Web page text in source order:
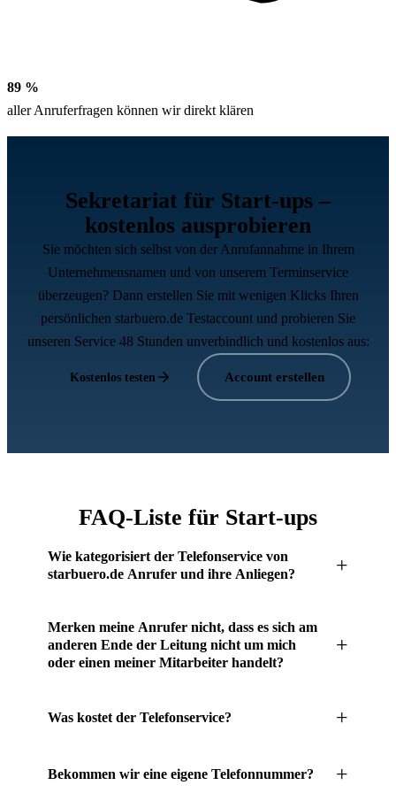
89 %
aller Anruferfragen können wir direkt klären
Sekretariat für Start-ups –
kostenlos ausprobieren
Sie möchten sich selbst von der Anrufannahme in Ihrem
Unternehmensnamen und von unserem Terminservice
überzeugen? Dann erstellen Sie mit wenigen Klicks Ihren
persönlichen starbuero.de Testaccount und probieren Sie
unseren Service 48 Stunden unverbindlich und kostenlos aus:
Kostenlos testen Account erstellen
FAQ-Liste für Start-ups
Wie kategorisiert der Telefonservice von
starbuero.de Anrufer und ihre Anliegen?
+
anhand der von Ihnen hinterlegten Informationen und
Handlungsanweisungen im Kunden-Back-End. Insbesondere
bestimmte Anrufer hinterlegen, die direkt an Sie oder
werden sollen, als auch bestimmte Anliegen, die Sie dann als
Merken meine Anrufer nicht, dass es sich am
anderen Ende der Leitung nicht um mich
oder einen meiner Mitarbeiter handelt?
+
regelmäßig und umfassend von Experten aus der Branche
entsprechenden Anliegen vertraut. Hinzu kommt, dass durch
Was kostet der Telefonservice? +
Bekommen wir eine eigene Telefonnummer? +